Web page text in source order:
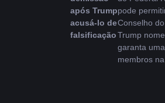
após Trump
acusá-lo de
falsificação
pode
Conselho
Trump
garanta
membros